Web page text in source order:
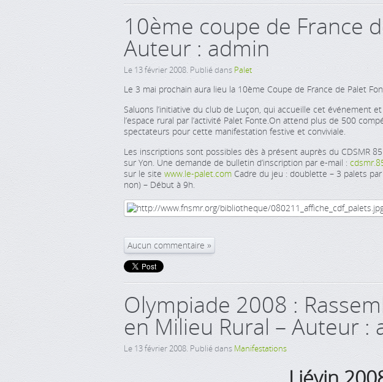
10ème coupe de France
Auteur : admin
Le 13 février 2008. Publié dans Palet
Le 3 mai prochain aura lieu la 10ème Coupe de France de Palet
Saluons l’initiative du club de Luçon, qui accueille cet événement
l’espace rural par l’activité Palet Fonte.On attend plus de 500
spectateurs pour cette manifestation festive et conviviale.
Les inscriptions sont possibles dès à présent auprès du CDSMR
sur Yon. Une demande de bulletin d’inscription par e-mail :
sur le site www.le-palet.com Cadre du jeu : doublette – 3 palets
non) – Début à 9h.
Aucun commentaire
Olympiade 2008 :
en Milieu Rural – Auteur :
Le 13 février 2008. Publié dans Manifestations